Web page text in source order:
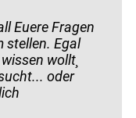
Euere Fragen
stellen. Egal
oder